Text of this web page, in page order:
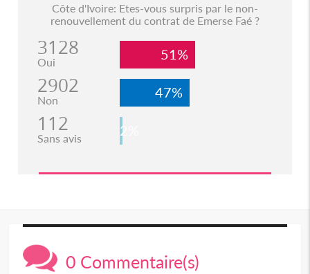
Côte d'Ivoire: Etes-vous surpris par le non-
renouvellement du contrat de Emerse Faé ?
3128
Oui 51%
2902
Non 47%
112
Sans avis 2%
0 Commentaire(s)